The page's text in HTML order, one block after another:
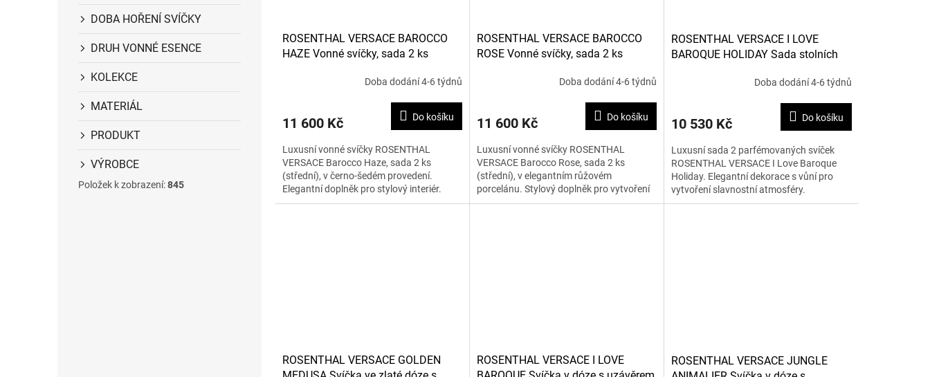
DOBA HOŘENÍ SVÍČKY
DRUH VONNÉ ESENCE
KOLEKCE
MATERIÁL
PRODUKT
VÝROBCE
Položek k zobrazení:845
ROSENTHAL VERSACE BAROCCO
HAZE Vonné svíčky, sada 2 ks
Doba dodání 4-6 týdnů
11 600 Kč Do košíku
Luxusní vonné svíčky ROSENTHAL
VERSACE Barocco Haze, sada 2 ks
(střední), v černo-šedém provedení.
Elegantní doplněk pro stylový interiér.
ROSENTHAL VERSACE BAROCCO
ROSE Vonné svíčky, sada 2 ks
Doba dodání 4-6 týdnů
11 600 Kč Do košíku
Luxusní vonné svíčky ROSENTHAL
VERSACE Barocco Rose, sada 2 ks
(střední), v elegantním růžovém
porcelánu. Stylový doplněk pro vytvoření
příjemné atmosféry.
ROSENTHAL VERSACE I LOVE
BAROQUE HOLIDAY Sada stolních
Doba dodání 4-6 týdnů
10 530 Kč Do košíku
Luxusní sada 2 parfémovaných svíček
ROSENTHAL VERSACE I Love Baroque
Holiday. Elegantní dekorace s vůní pro
vytvoření slavnostní atmosféry.
ROSENTHAL VERSACE GOLDEN
ROSENTHAL VERSACE I LOVE
ROSENTHAL VERSACE JUNGLE